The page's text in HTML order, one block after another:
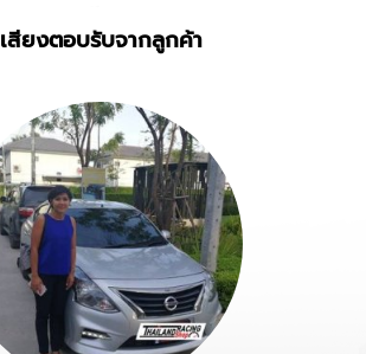
เสียงตอบรับจากลูกค้า